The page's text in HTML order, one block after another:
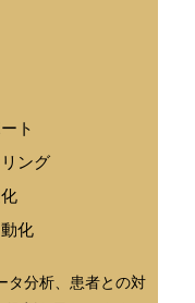
ト
ング
化
タ分析、患者との対